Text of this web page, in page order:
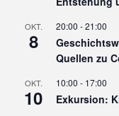
OKT.
8
20:00 -21:00
Quellen zu
OKT.
10
10:00 - 17:00
Exkursion: